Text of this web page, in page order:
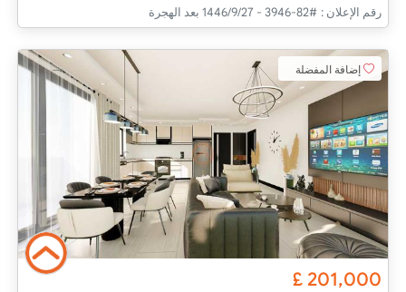
رقم الإعلان : #82-3946 - 27‏‏/9‏‏/1446 بعد الهجرة
إضافة المفضلة
201,000
£